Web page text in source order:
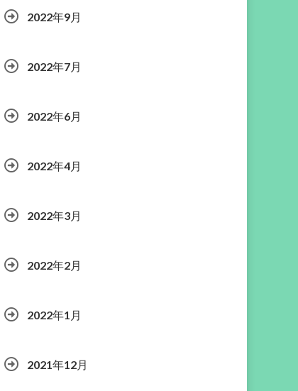
2022年9月
2022年7月
2022年6月
2022年4月
2022年3月
2022年2月
2022年1月
2021年12月